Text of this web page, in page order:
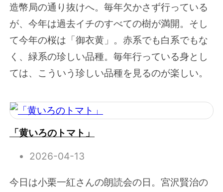
造幣局の通り抜けへ。毎年欠かさず行っている
が、今年は過去イチのすべての樹が満開。そし
て今年の桜は「御衣黄」。赤系でも白系でもな
く、緑系の珍しい品種。毎年行っている身とし
ては、こういう珍しい品種を見るのが楽しい。
「黄いろのトマト」
2026-04-13
今日は小栗一紅さんの朗読会の日。宮沢賢治の